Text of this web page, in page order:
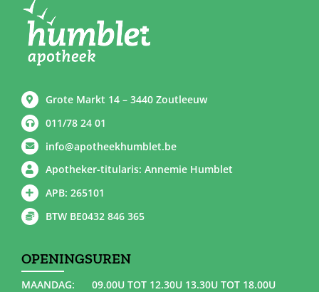
Grote Markt 14 – 3440 Zoutleeuw
011/78 24 01
info@apotheekhumblet.be
Apotheker-titularis: Annemie Humblet
APB: 265101
BTW BE0432 846 365
OPENINGSUREN
MAANDAG:
09.00U TOT 12.30U 13.30U TOT 18.00U